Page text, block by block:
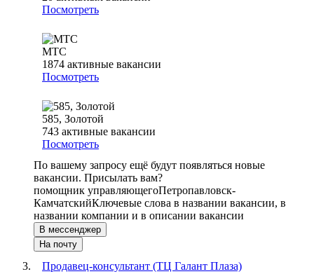
Посмотреть
МТС
1874 активные вакансии
Посмотреть
585, Золотой
743 активные вакансии
Посмотреть
По вашему запросу ещё будут появляться новые
вакансии. Присылать вам?
помощник управляющегоПетропавловск-
КамчатскийКлючевые слова в названии вакансии, в
названии компании и в описании вакансии
В мессенджер
На почту
Продавец-консультант (ТЦ Галант Плаза)